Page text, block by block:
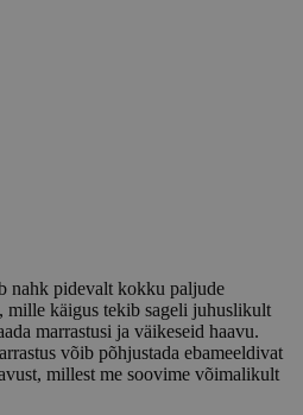
nahk pidevalt kokku paljude
mille käigus tekib sageli juhuslikult
marrastusi ja väikeseid haavu.
võib põhjustada ebameeldivat
millest me soovime võimalikult